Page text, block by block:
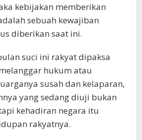
kebijakan memberikan
sebuah kewajiban
diberikan saat ini.
suci ini rakyat dipaksa
hukum atau
susah dan kelaparan,
yang sedang diuji bukan
kehadiran negara itu
rakyatnya.